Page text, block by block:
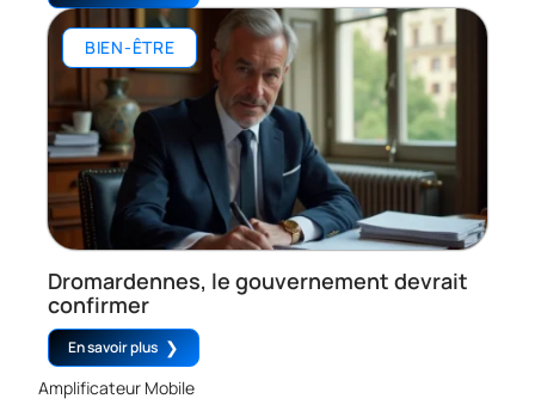
BIEN-ÊTRE
Dromardennes, le gouvernement devrait
confirmer
En savoir plus
Amplificateur Mobile